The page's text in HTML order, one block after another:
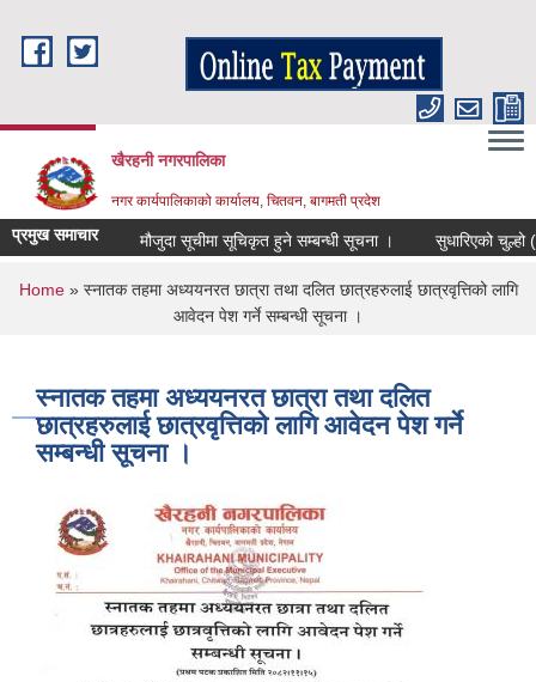
खैरहनी नगरपालिका
नगर कार्यपालिकाको कार्यालय, चितवन, बागमती प्रदेश
प्रमुख समाचार मौजुदा सूचीमा सूचिकृत हुने सम्बन्धी सूचना । सुधारिएको चुल्हो
You are here
Home» स्नातक तहमा अध्ययनरत छात्रा तथा दलित छात्रहरुलाई छात्रवृत्तिको लागि
आवेदन पेश गर्ने सम्बन्धी सूचना ।
स्नातक तहमा अध्ययनरत छात्रा तथा दलित
छात्रहरुलाई छात्रवृत्तिको लागि आवेदन पेश गर्ने
सम्बन्धी सूचना ।